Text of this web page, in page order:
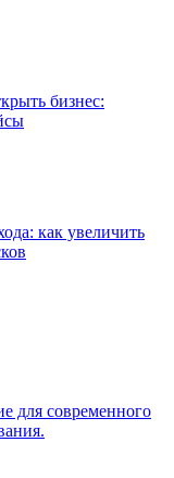
бизнес:
как увеличить
для современного